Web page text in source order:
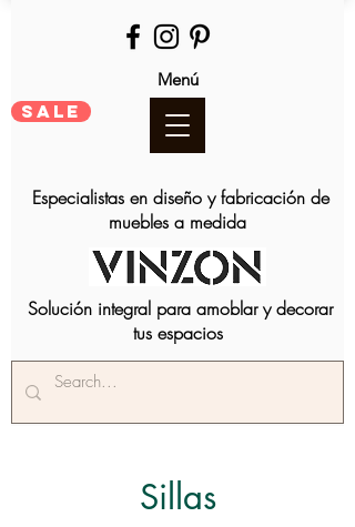
Menú
SALE
Especialistas en diseño y fabricación de
muebles a medida
Solución integral para amoblar y decorar
tus espacios
Sillas